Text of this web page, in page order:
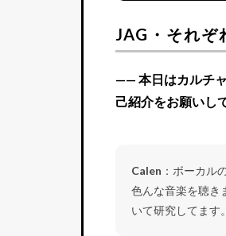
JAG・それ
—— 本日はカルチ
己紹介をお願いし
Calen ：ボーカル
色んな音楽を聴き
いて研究してます。